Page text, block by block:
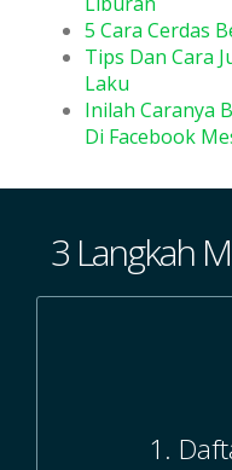
5 Cara Cerdas
Tips Dan Cara
Laku
Inilah Caranya
Di Facebook
3 Langkah
1.